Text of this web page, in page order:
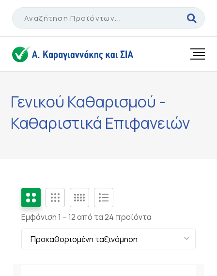
Skip
content
Γενικού Καθαρισμού -
Καθαριστικά Επιφανειών
Εμφάνιση 1 –12από τα 24 προϊόντα